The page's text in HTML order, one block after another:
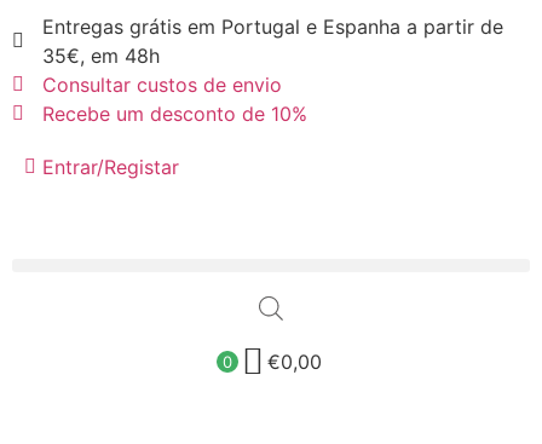
Entregas grátis em Portugal e Espanha a partir de
35€, em 48h
Consultar custos de envio
Recebe um desconto de 10%
Entrar/Registar
0 €0,00